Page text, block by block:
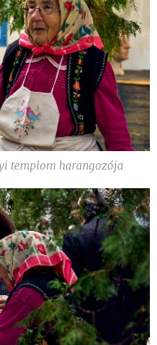
templom harangozója